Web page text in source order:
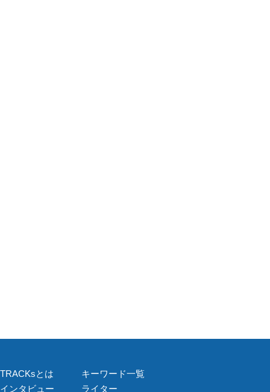
TRACKsとは
インタビュー
キーワード一覧
ライター